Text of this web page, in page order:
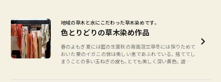
地域の草木と水にこだわった草木染めです。
色とりどりの草木染め作品
春のよもぎ夏には藍の生葉秋の背高泡立草冬には採りためて
おいた栗のイガこの世は美しい恵であふれている。捨ててし
まうことの多い玉ねぎの皮も、とても美しく深い黄色。道端の